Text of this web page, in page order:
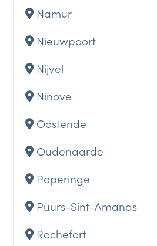
Namur
Nieuwpoort
Nijvel
Ninove
Oostende
Oudenaarde
Poperinge
Puurs-Sint-Amands
Rochefort